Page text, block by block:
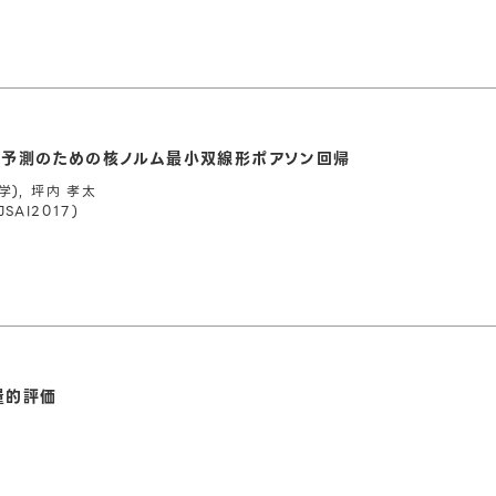
測のための核ノルム最小双線形ポアソン回帰
), 坪内 孝太
評価